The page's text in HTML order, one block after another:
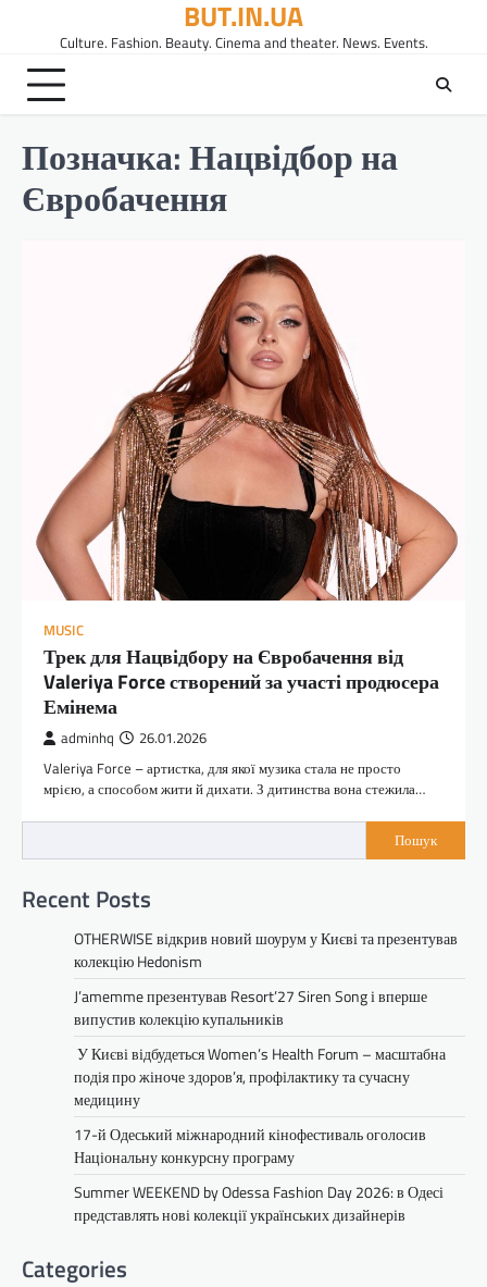
вмісту
BUT.IN.UA
Culture. Fashion. Beauty. Cinema and theater. News. Events.
Позначка:Нацвідбор на
Євробачення
MUSIC
Трек для Нацвідбору на Євробачення від
Valeriya Force створений за участі продюсера
Емінема
adminhq 26.01.2026
Valeriya Force – артистка, для якої музика стала не просто
мрією, а способом жити й дихати. З дитинства вона стежила…
Пошук
Recent Posts
OTHERWISE відкрив новий шоурум у Києві та презентував
колекцію Hedonism
J’amemme презентував Resort’27 Siren Song і вперше
випустив колекцію купальників
У Києві відбудеться Women’s Health Forum – масштабна
подія про жіноче здоров’я, профілактику та сучасну
медицину
17-й Одеський міжнародний кінофестиваль оголосив
Національну конкурсну програму
Summer WEEKEND by Odessa Fashion Day 2026: в Одесі
представлять нові колекції українських дизайнерів
Categories